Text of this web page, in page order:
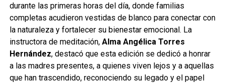
durante las primeras horas del día, donde familias
completas acudieron vestidas de blanco para conectar con
la naturaleza y fortalecer su bienestar emocional. La
instructora de meditación, Alma Angélica Torres
Hernández, destacó que esta edición se dedicó a honrar
a las madres presentes, a quienes viven lejos y a aquellas
que han trascendido, reconociendo su legado y el papel